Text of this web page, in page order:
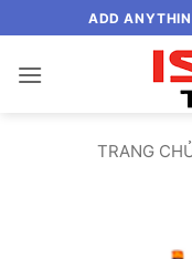
qua
nội
ADD
TRANG